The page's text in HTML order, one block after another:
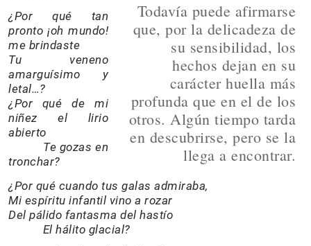
Todavía puede afirmarse
que, por la delicadeza de
su sensibilidad, los
hechos dejan en su
carácter huella más
profunda que en el de los
otros. Algún tiempo tarda
en descubrirse, pero se la
llega a encontrar.
¿Por qué tan
pronto ¡oh mundo!
me brindaste
Tu veneno
amarguísimo y
letal…?
¿Por qué de mi
niñez el lirio
abierto
Te gozas en
tronchar?
¿Por qué cuando tus galas admiraba,
Mi espíritu infantil vino a rozar
Del pálido fantasma del hastío
El hálito glacial?